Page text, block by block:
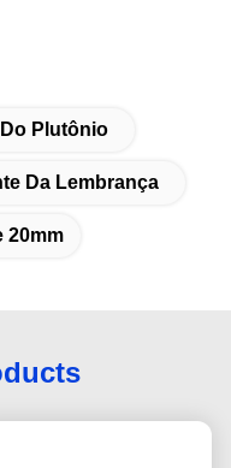
Plutônio
Da Lembrança
20mm